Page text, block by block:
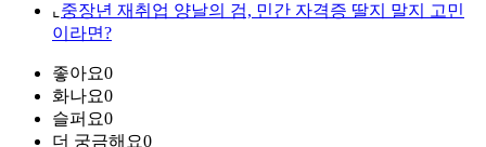
⌞ 중장년 재취업 양날의 검, 민간 자격증 딸지 말지 고민
이라면?
좋아요0
화나요0
슬퍼요0
더 궁금해요0